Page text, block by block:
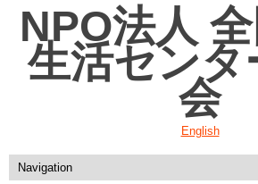
NPO法人
生活センタ
会
English